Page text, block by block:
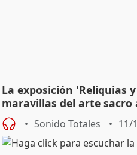
La exposición 'Reliquias
maravillas del arte sacro
Sonido Totales 11/